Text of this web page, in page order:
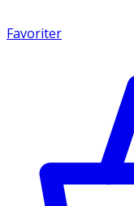
Favoriter